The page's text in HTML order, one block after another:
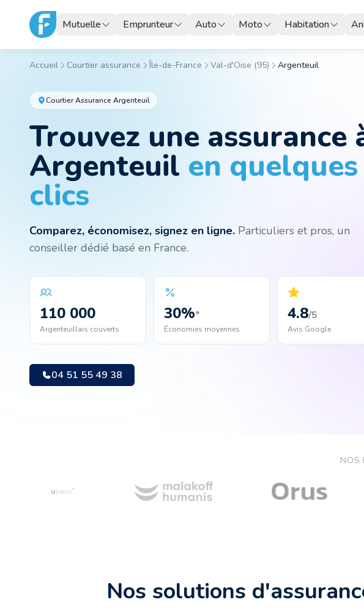
Mutuelle Emprunteur Auto Moto Habitation
Accueil Courtier assurance Île-de-France Val-d'Oise (95) Argenteuil
Courtier Assurance Argenteuil
Trouvez une assurance
Argenteuil en quelques
clics
Comparez, économisez, signez en ligne. Particuliers et pros, un
conseiller dédié basé en France.
110 000
Argenteuillais couverts
30%*
Économies moyennes
4.8/5
Avis Google
04 51 55 49 38
NOS
Nos solutions